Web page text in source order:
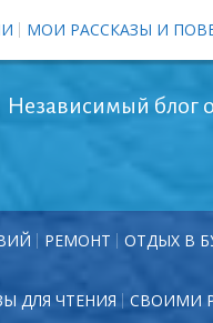
МОИ РАССКАЗЫ И
Независимый блог
РЕМОНТ ОТДЫХ В
ДЛЯ ЧТЕНИЯ СВОИМИ